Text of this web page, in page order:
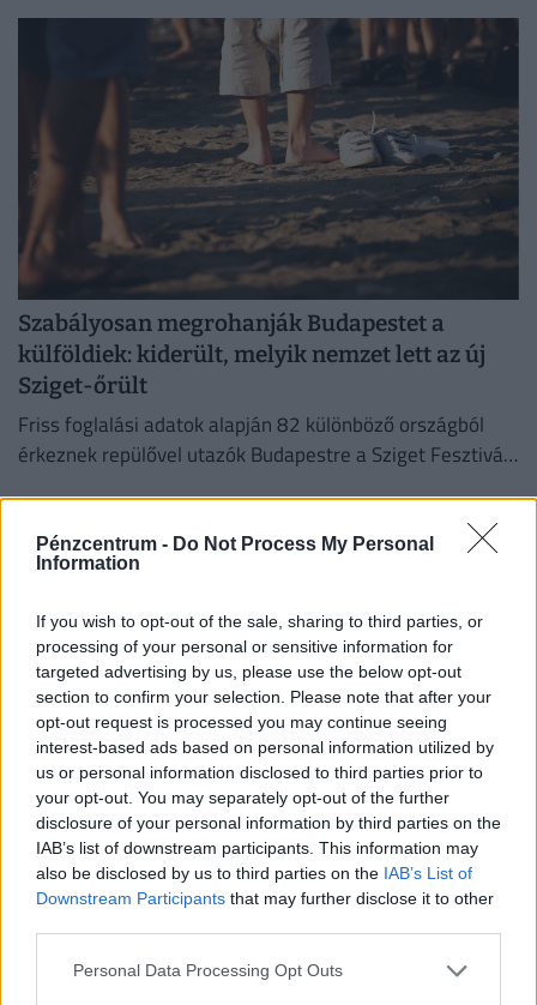
Pénzcentrum - Do Not Process My Personal
Information
If you wish to opt-out of the sale, sharing to third parties, or
processing of your personal or sensitive information for
targeted advertising by us, please use the below opt-out
section to confirm your selection. Please note that after your
opt-out request is processed you may continue seeing
interest-based ads based on personal information utilized by
us or personal information disclosed to third parties prior to
your opt-out. You may separately opt-out of the further
disclosure of your personal information by third parties on the
IAB’s list of downstream participants. This information may
also be disclosed by us to third parties on the IAB’s List of
Downstream Participants that may further disclose it to other
Personal Data Processing Opt Outs
Szabályosan megrohanják Budapestet a
külföldiek: kiderült, melyik nemzet lett az új
Sziget-őrült
Friss foglalási adatok alapján 82 különböző országból
érkeznek repülővel utazók Budapestre a Sziget Fesztivál
A Hatoslottó nyerőszámai a 32. héten,
csütörtökön
Vajon elvitte valaki az 770 millió forintos főnyereményt a
hatoslottó csütörtöki sorsolásán?